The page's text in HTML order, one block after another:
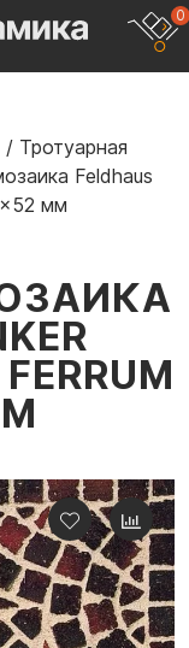
0
/ Тротуарная
Feldhaus
мм